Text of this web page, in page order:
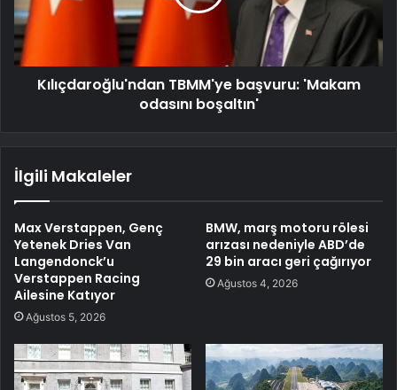
Kılıçdaroğlu'ndan TBMM'ye başvuru: 'Makam
odasını boşaltın'
İlgili Makaleler
Max Verstappen, Genç
Yetenek Dries Van
Langendonck’u
Verstappen Racing
Ailesine Katıyor
Ağustos 5, 2026
BMW, marş motoru rölesi
arızası nedeniyle ABD’de
29 bin aracı geri çağırıyor
Ağustos 4, 2026